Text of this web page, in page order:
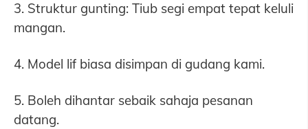
3. Struktur gunting: Tiub segi empat tepat keluli
mangan.
4. Model lif biasa disimpan di gudang kami.
5. Boleh dihantar sebaik sahaja pesanan
datang.